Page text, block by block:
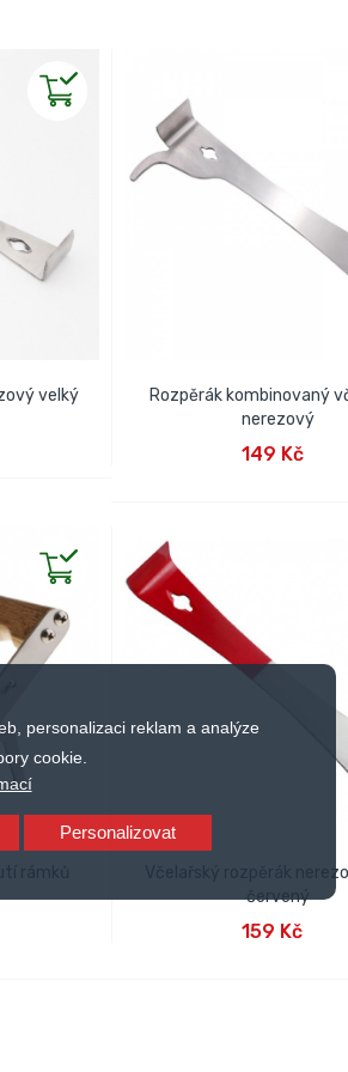
personalizaci reklam a analýze
cookie.
Personalizovat
velký
Rozpěrák kombinovaný
nerezový
149 Kč
Včelařský rozpěrák
červený
159 Kč